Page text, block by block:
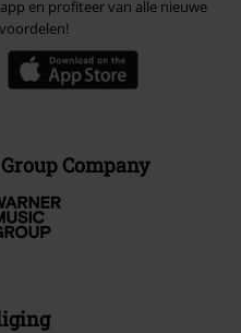
en profiteer van alle nieuwe
Company